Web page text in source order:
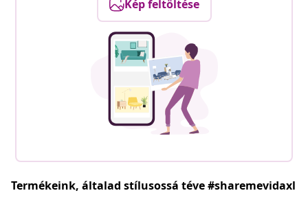
Kép feltöltése
Termékeink, általad stílusossá téve #sharemevidaxl